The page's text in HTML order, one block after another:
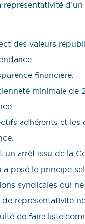
représentativité
des valeurs
financière.
minimale de
adhérents et les
un arrêt issu de la
a posé le principe
syndicales qui
de représentativité
de faire liste